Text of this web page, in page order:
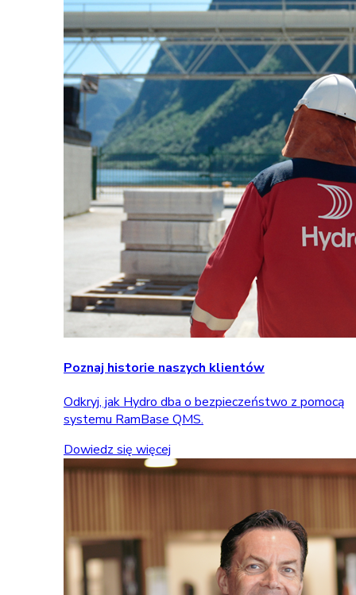
Poznaj historie naszych klientów
Odkryj, jak Hydro dba o bezpieczeństwo z pomocą
systemu RamBase QMS.
Dowiedz się więcej